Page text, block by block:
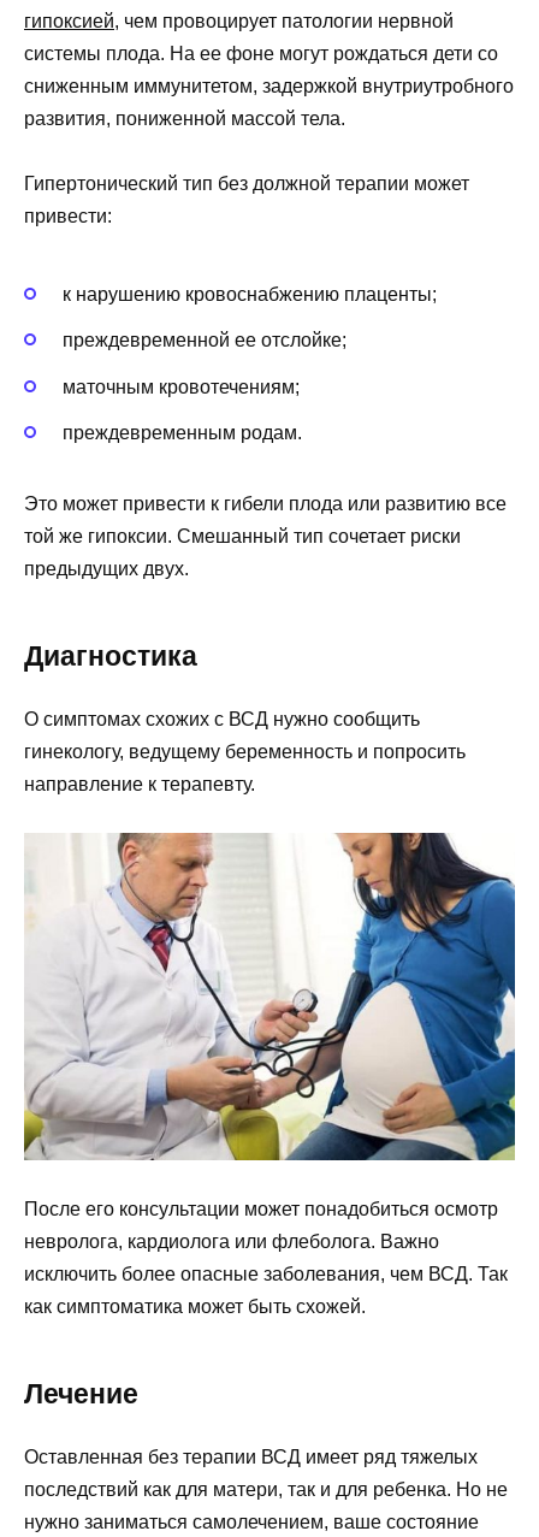
гипоксией, чем провоцирует патологии нервной
системы плода. На ее фоне могут рождаться дети со
сниженным иммунитетом, задержкой внутриутробного
развития, пониженной массой тела.
Гипертонический тип без должной терапии может
привести:
к нарушению кровоснабжению плаценты;
преждевременной ее отслойке;
маточным кровотечениям;
преждевременным родам.
Это может привести к гибели плода или развитию все
той же гипоксии. Смешанный тип сочетает риски
предыдущих двух.
Диагностика
О симптомах схожих с ВСД нужно сообщить
гинекологу, ведущему беременность и попросить
направление к терапевту.
После его консультации может понадобиться осмотр
невролога, кардиолога или флеболога. Важно
исключить более опасные заболевания, чем ВСД. Так
как симптоматика может быть схожей.
Лечение
Оставленная без терапии ВСД имеет ряд тяжелых
последствий как для матери, так и для ребенка. Но не
нужно заниматься самолечением, ваше состояние